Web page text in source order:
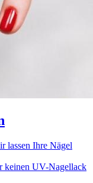
lassen Ihre Nägel
keinen UV-Nagellack